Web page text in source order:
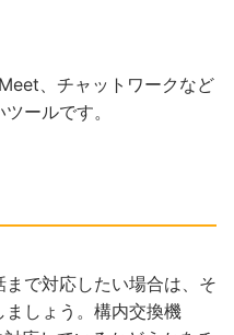
、チャットワークなど
ールです。
で対応したい場合は、そ
しょう。構内交換機